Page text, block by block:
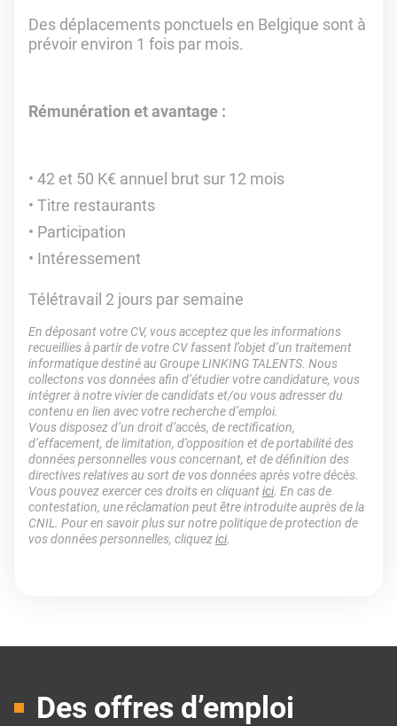
Des déplacements ponctuels en Belgique sont à
prévoir environ 1 fois par mois.
Rémunération et avantage :
42 et 50 K€ annuel brut sur 12 mois
Titre restaurants
Participation
Intéressement
Télétravail 2 jours par semaine
En déposant votre CV, vous acceptez que les informations
recueillies à partir de votre CV fassent l’objet d’un traitement
informatique destiné au Groupe LINKING TALENTS. Nous
collectons vos données afin d’étudier votre candidature, vous
intégrer à notre vivier de candidats et/ou vous adresser du
contenu en lien avec votre recherche d’emploi.
Vous disposez d’un droit d’accès, de rectification,
d’effacement, de limitation, d’opposition et de portabilité des
données personnelles vous concernant, et de définition des
directives relatives au sort de vos données après votre décès.
Vous pouvez exercer ces droits en cliquantici. En cas de
contestation, une réclamation peut être introduite auprès de la
CNIL. Pour en savoir plus sur notre politique de protection de
vos données personnelles, cliquezici.
Des offres d’emploi